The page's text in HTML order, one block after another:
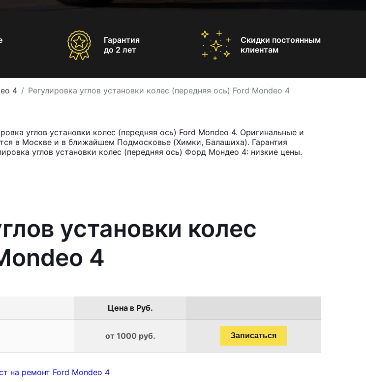
Гарантия
до 2 лет
Скидки постоянным
клиентам
4 Регулировка углов установки колес (передняя ось) Ford Mondeo 4
углов установки колес (передняя ось) Ford Mondeo 4. Оригинальные и
в Москве и в ближайшем Подмосковье (Химки, Балашиха). Гарантия
углов установки колес (передняя ось) Форд Мондео 4: низкие цены.
установки колес
4
Цена в Руб.
от 1000 руб. Записаться
на ремонт Ford Mondeo 4